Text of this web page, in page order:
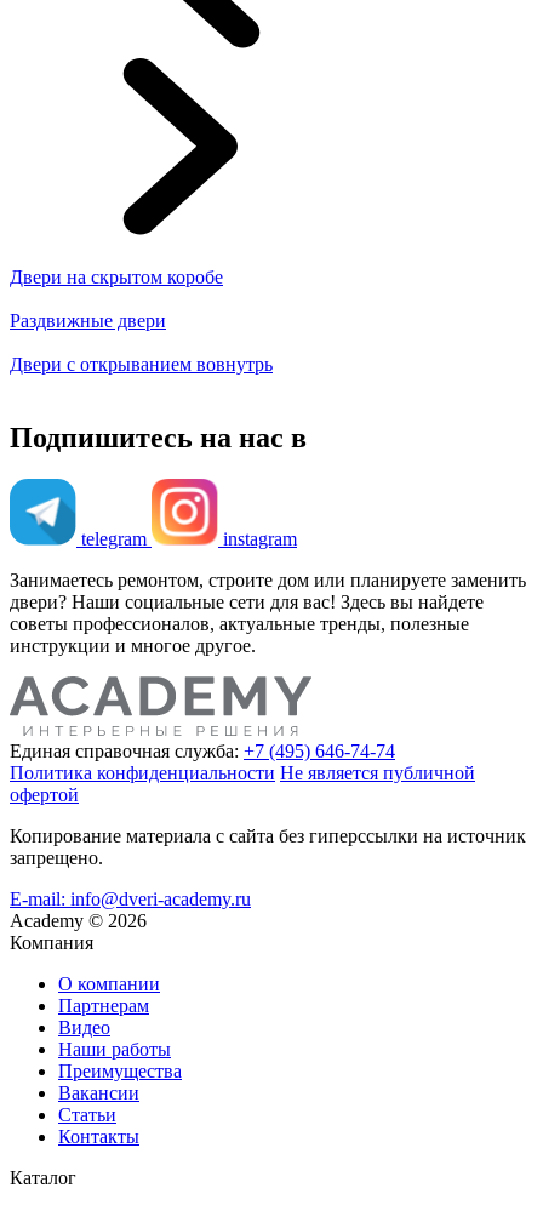
Двери на скрытом коробе
Раздвижные двери
Двери с открыванием вовнутрь
Подпишитесь на нас в
telegram
instagram
Занимаетесь ремонтом, строите дом или планируете заменить
двери? Наши социальные сети для вас! Здесь вы найдете
советы профессионалов, актуальные тренды, полезные
инструкции и многое другое.
Единая справочная служба: +7 (495) 646-74-74
Политика конфиденциальности Не является публичной
офертой
Копирование материала с сайта без гиперссылки на источник
запрещено.
E-mail: info@dveri-academy.ru
Academy © 2026
Компания
О компании
Партнерам
Видео
Наши работы
Преимущества
Вакансии
Статьи
Контакты
Каталог